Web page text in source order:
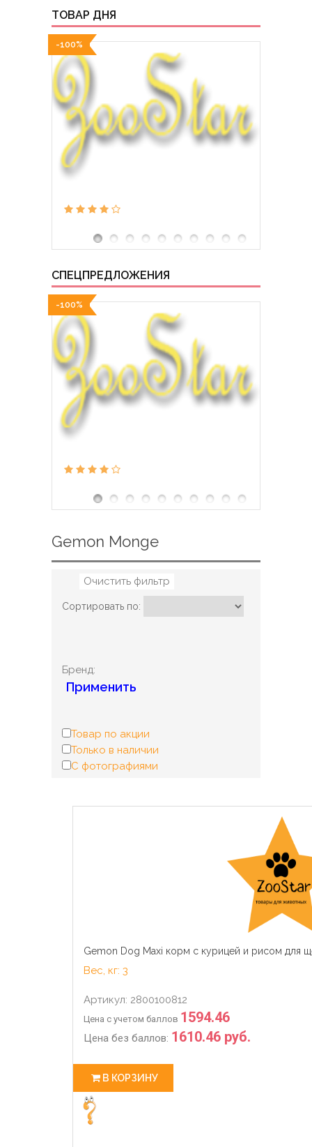
ТОВАР ДНЯ
-100%
СПЕЦПРЕДЛОЖЕНИЯ
-100%
Gemon Monge
Очистить фильтр
Сортировать по:
Бренд:
Применить
Товар по акции
Только в наличии
С фотографиями
Gemon Dog Maxi корм с курицей и рисом для
Вес, кг: 3
Артикул: 2800100812
Цена с учетом баллов 1594.46
Цена без баллов: 1610.46 руб.
В КОРЗИНУ